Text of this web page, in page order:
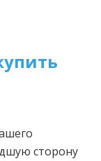
сторону